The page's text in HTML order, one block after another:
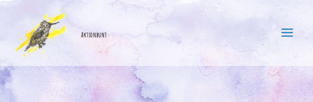
Aktionbunt